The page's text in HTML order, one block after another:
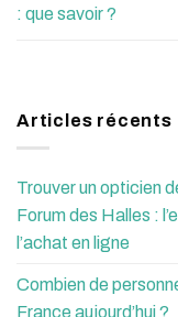
: que savoir ?
Articles récents
Trouver un opticien
Forum des Halles :
l’achat en ligne
Combien de
France aujourd’hui ?